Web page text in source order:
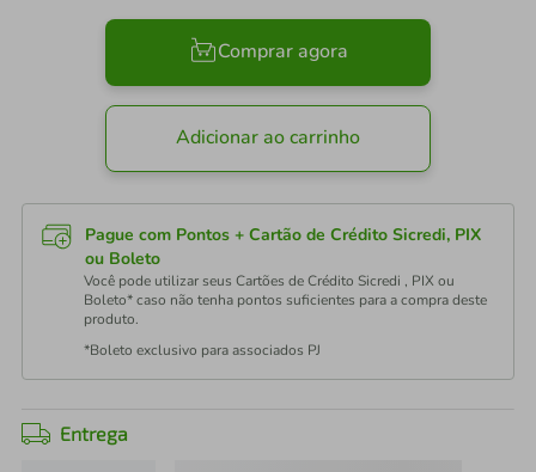
Comprar agora
Adicionar ao carrinho
Pague com Pontos + Cartão de Crédito Sicredi, PIX
ou Boleto
Você pode utilizar seus Cartões de Crédito Sicredi , PIX ou
Boleto* caso não tenha pontos suficientes para a compra deste
produto.
*Boleto exclusivo para associados PJ
Entrega